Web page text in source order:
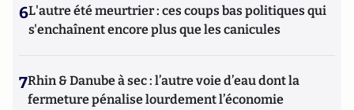
6L'autre été meurtrier : ces coups bas politiques qui
s'enchaînent encore plus que les canicules
7Rhin & Danube à sec : l’autre voie d’eau dont la
fermeture pénalise lourdement l’économie